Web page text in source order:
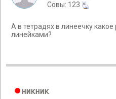
Cовы: 123
А в тетрадях в линеечку
линейками?
никник